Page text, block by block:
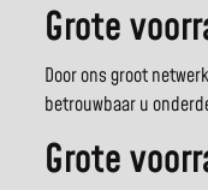
Grote
Door ons groot
betrouwbaar u
Grote